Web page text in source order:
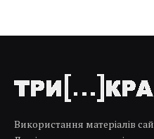
Використання матеріалів